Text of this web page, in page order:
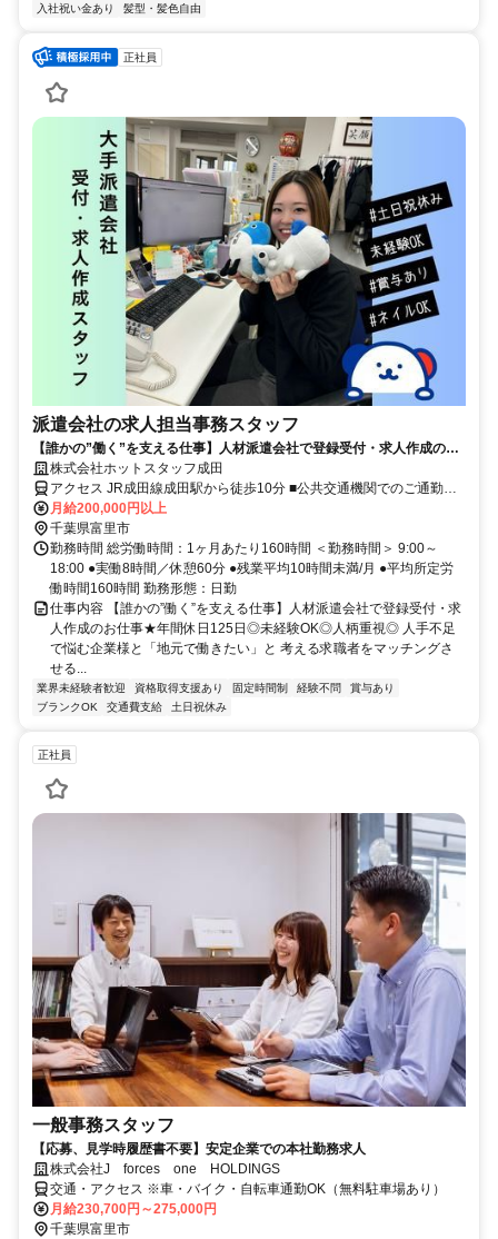
入社祝い金あり
髪型・髪色自由
正社員
派遣会社の求人担当事務スタッフ
【誰かの”働く”を支える仕事】人材派遣会社で登録受付・求人作成のお
仕事★年間休日125日◎未経験OK◎人柄重視◎
株式会社ホットスタッフ成田
アクセス JR成田線成田駅から徒歩10分 ■公共交通機関でのご通勤を
推奨します ■駐車場なし ■京成成田駅東口から徒歩7分／JR成田駅東
口から徒歩10分 ■国道51号「京成成田駅入口」交差点から南東に
300m、成田富里徳洲会病院の隣「アラビル」2階です。
月給200,000円以上
千葉県富里市
勤務時間 総労働時間：1ヶ月あたり160時間 ＜勤務時間＞ 9:00～
18:00 ●実働8時間／休憩60分 ●残業平均10時間未満/月 ●平均所定労
働時間160時間 勤務形態：日勤
仕事内容 【誰かの”働く”を支える仕事】人材派遣会社で登録受付・求
人作成のお仕事★年間休日125日◎未経験OK◎人柄重視◎ 人手不足
で悩む企業様と「地元で働きたい」と 考える求職者をマッチングさ
せる...
業界未経験者歓迎 資格取得支援あり 固定時間制 経験不問
賞与あり
ブランクOK
交通費支給 土日祝休み
正社員
一般事務スタッフ
【応募、見学時履歴書不要】安定企業での本社勤務求人
株式会社J forces one HOLDINGS
交通・アクセス ※車・バイク・自転車通勤OK（無料駐車場あり）
月給230,700円～275,000円
千葉県富里市